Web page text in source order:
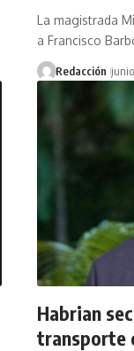
La magistrada
a Francisco
Redacción junio
Habrian
transporte